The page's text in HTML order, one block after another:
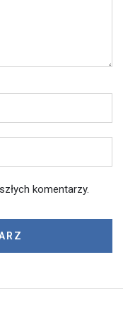
komentarzy.